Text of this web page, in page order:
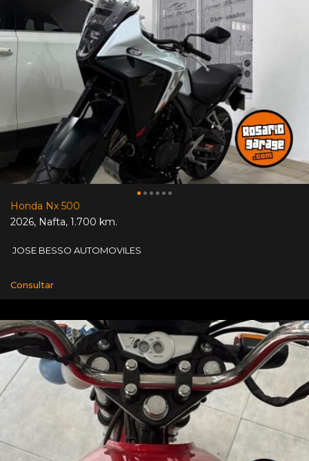
Honda Nx 500
2026, Nafta, 1.700 km.
JOSE BESSO AUTOMOVILES
Consultar